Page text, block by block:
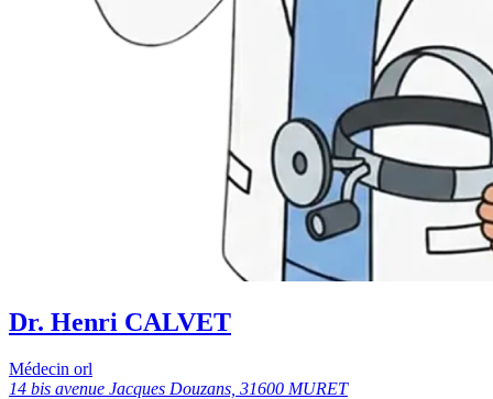
Dr. Henri CALVET
Médecin orl
14 bis avenue Jacques Douzans, 31600 MURET